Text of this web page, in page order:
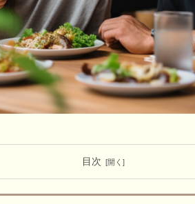
目次